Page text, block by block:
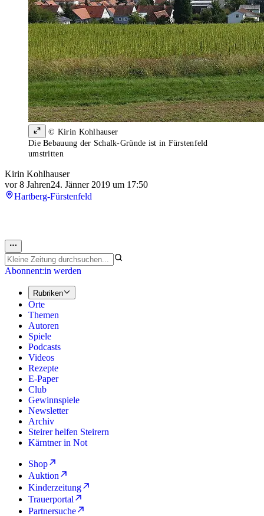
© Kirin Kohlhauser
Die Bebauung der Schalk-Gründe ist in Fürstenfeld
umstritten
Kirin Kohlhauser
vor 8 Jahren24. Jänner 2019 um 17:50
Hartberg-Fürstenfeld
Abonnent:in werden
Rubriken
Orte
Themen
Autoren
Spiele
Podcasts
Videos
Rezepte
E-Paper
Club
Gewinnspiele
Newsletter
Archiv
Steirer helfen Steirern
Kärntner in Not
Shop
Auktion
Kinderzeitung
Trauerportal
Partnersuche